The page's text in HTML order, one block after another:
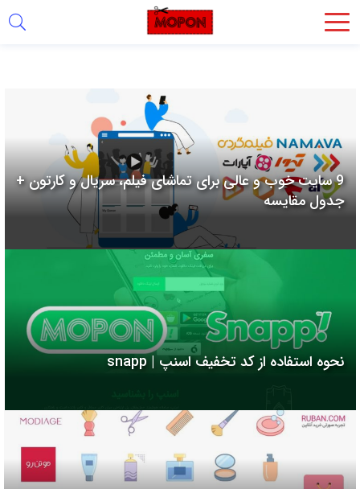
اشتراک
از
روش‌های
زیر
می‌توانید
صفحه
دوستان
خود
به
بگذارید.
لینک
9 سایت خوب و عالی برای تماشای فیلم، سریال و کارتون +
جدول مقایسه
نحوه استفاده از کد تخفیف اسنپ | snapp